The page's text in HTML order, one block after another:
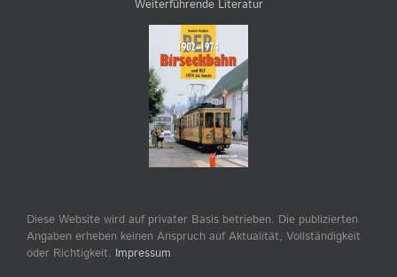
Weiterführende Literatur
Diese Website wird auf privater Basis betrieben. Die publizierten
Angaben erheben keinen Anspruch auf Aktualität, Vollständigkeit
oder Richtigkeit. Impressum